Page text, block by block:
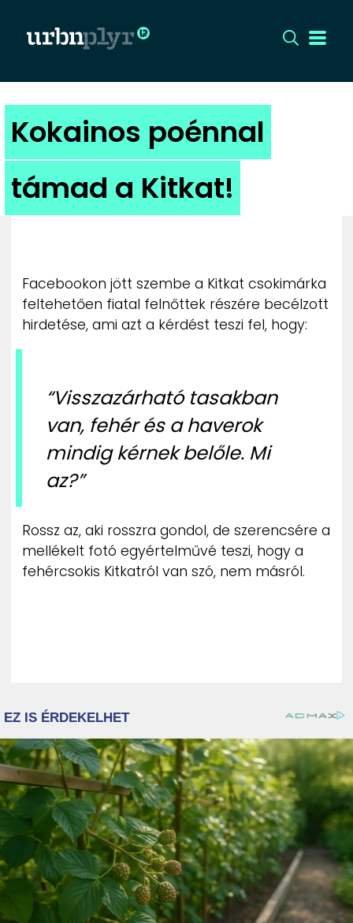
CÍMLAP
DIZÁJN
DIVAT
KULT
UTCA
MÉDIAAJÁNLAT
IMPRESSZUM
ADATKEZELÉSI TÁJÉKOZTATÓ
Kokainos poénnal
támad a Kitkat!
Facebookon jött szembe a Kitkat csokimárka
feltehetően fiatal felnőttek részére becélzott
hirdetése, ami azt a kérdést teszi fel, hogy:
“Visszazárható tasakban
van, fehér és a haverok
mindig kérnek belőle. Mi
az?”
Rossz az, aki rosszra gondol, de szerencsére a
mellékelt fotó egyértelművé teszi, hogy a
fehércsokis Kitkatról van szó, nem másról.